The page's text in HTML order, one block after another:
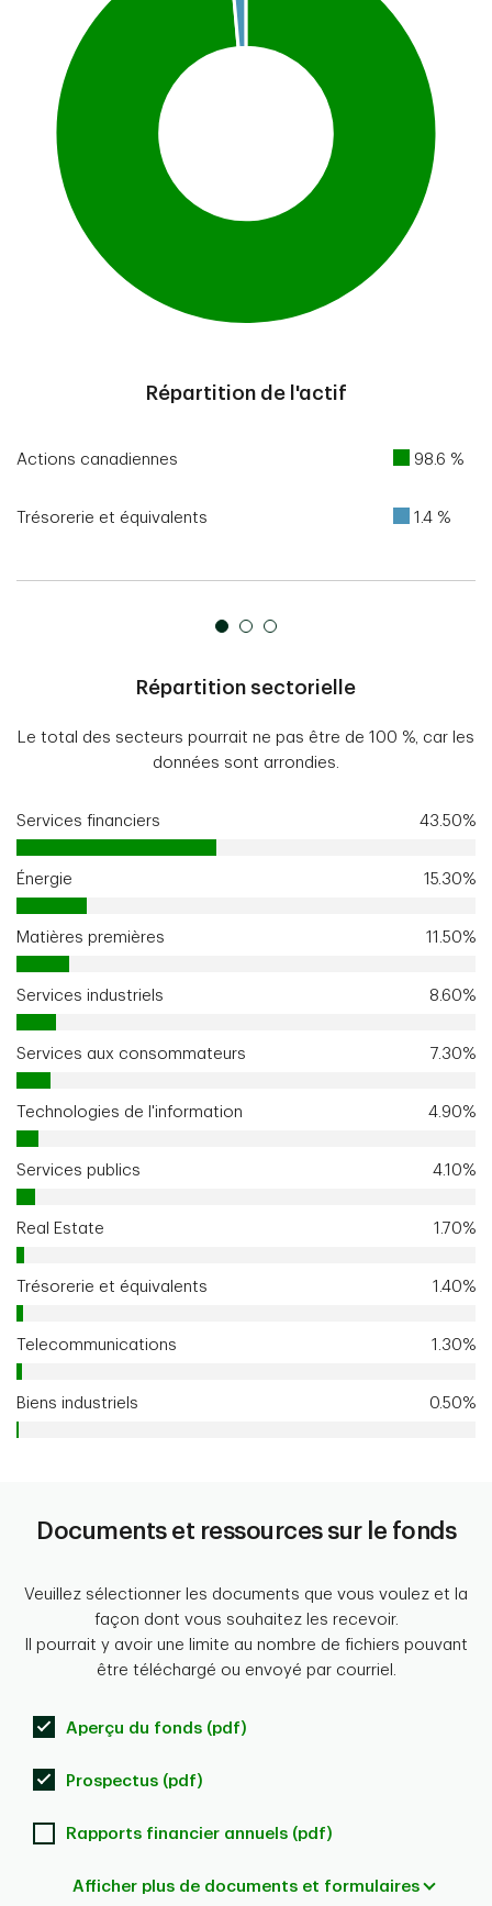
Répartition de l'actif
Actions canadiennes 98.6 %
Trésorerie et équivalents 1.4 %
Répartition sectorielle
Le total des secteurs pourrait ne pas être de 100 %, car les
données sont arrondies.
Services financiers 43.50%
Énergie 15.30%
Matières premières 11.50%
Services industriels 8.60%
Services aux consommateurs 7.30%
Technologies de l'information 4.90%
Services publics 4.10%
Real Estate 1.70%
Trésorerie et équivalents 1.40%
Telecommunications 1.30%
Biens industriels 0.50%
Documents et ressources sur le fonds
Veuillez sélectionner les documents que vous voulez et la
façon dont vous souhaitez les recevoir.
Il pourrait y avoir une limite au nombre de fichiers pouvant
être téléchargé ou envoyé par courriel.
Aperçu du fonds (pdf)
Prospectus (pdf)
Rapports financier annuels (pdf)
Afficher plus de documents et formulaires